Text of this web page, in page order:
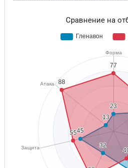
Сравнение на